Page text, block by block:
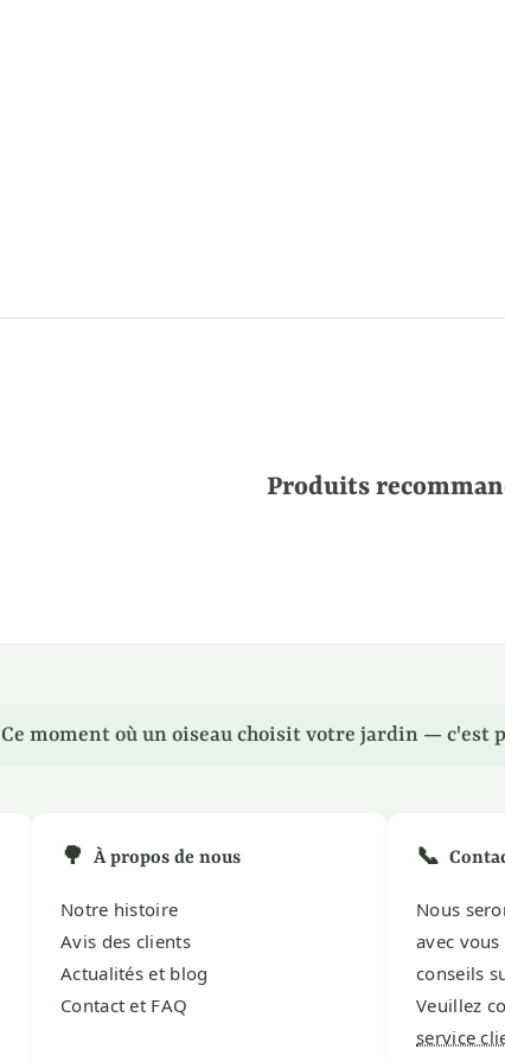
Produits
Ce moment où un oiseau choisit votre jardin — c'est
🌳 À propos de nous
Notre histoire
Avis des clients
Actualités et blog
Contact et FAQ
📞
Nous
avec
conseils
Veuillez
service